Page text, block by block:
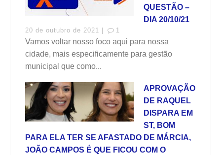
QUESTÃO –
DIA 20/10/21
20 de outubro de 2021 | 1
Vamos voltar nosso foco aqui para nossa
cidade, mais especificamente para gestão
municipal que como...
APROVAÇÃO
DE RAQUEL
DISPARA EM
ST, BOM
PARA ELA TER SE AFASTADO DE MÁRCIA,
JOÃO CAMPOS É QUE FICOU COM O